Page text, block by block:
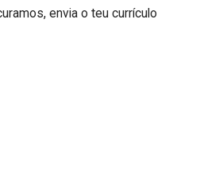
envia o teu currículo